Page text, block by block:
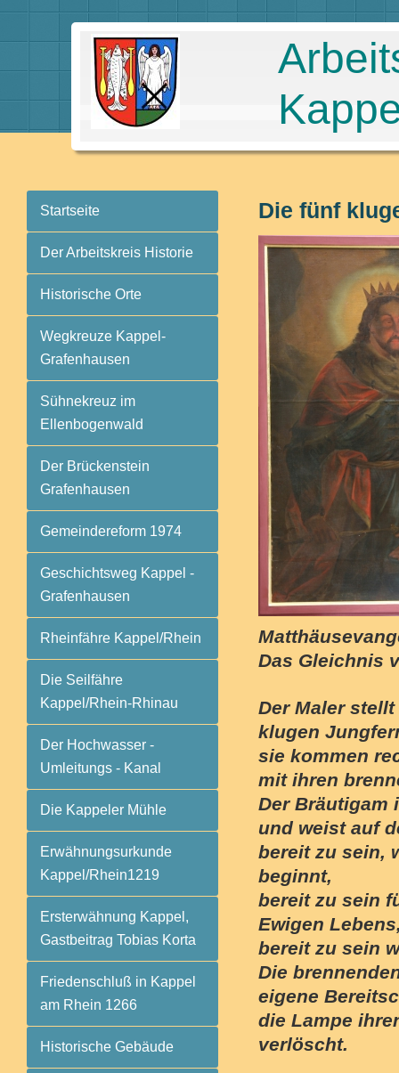
Startseite
Der Arbeitskreis Historie
Historische Orte
Wegkreuze Kappel-
Grafenhausen
Sühnekreuz im
Ellenbogenwald
Der Brückenstein
Grafenhausen
Gemeindereform 1974
Geschichtsweg Kappel -
Grafenhausen
Rheinfähre Kappel/Rhein
Die Seilfähre
Kappel/Rhein-Rhinau
Der Hochwasser -
Umleitungs - Kanal
Die Kappeler Mühle
Erwähnungsurkunde
Kappel/Rhein1219
Ersterwähnung Kappel,
Gastbeitrag Tobias Korta
Friedenschluß in Kappel
am Rhein 1266
Historische Gebäude
Die fünf
Das Gleichnis
Der Maler
klugen
sie kommen
mit ihren
Der Bräutigam
und weist auf
bereit zu sein,
beginnt,
bereit zu sein
Ewigen
bereit zu sein
Die
eigene
die Lampe
verlöscht.